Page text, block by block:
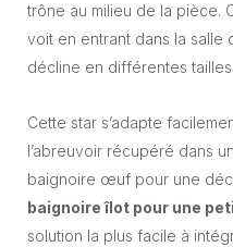
trône au milieu de la pièce.
voit en entrant dans la salle
décline en différentes
Cette star s’adapte
l’abreuvoir récupéré dans
baignoire œuf pour une
baignoire îlot pour une
solution la plus facile à